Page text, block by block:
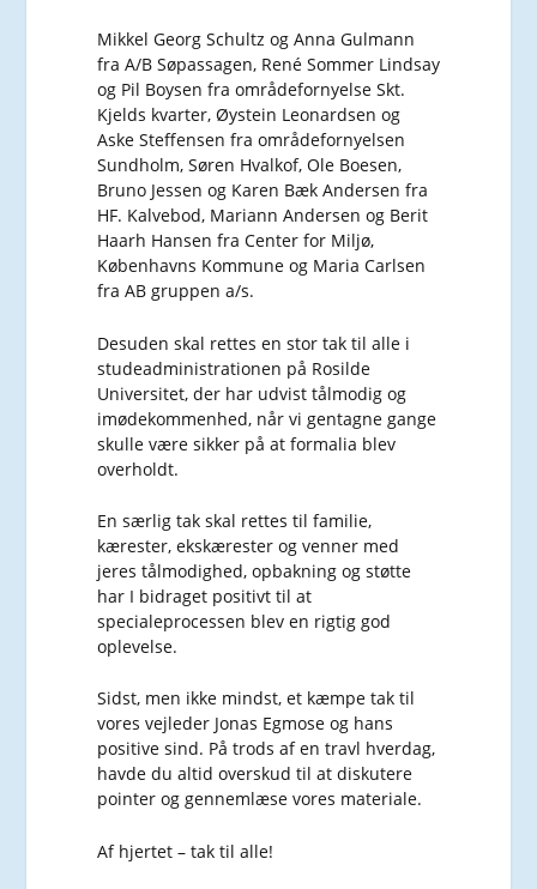
Mikkel Georg Schultz og Anna Gulmann
fra A/B Søpassagen, René Sommer Lindsay
og Pil Boysen fra områdefornyelse Skt.
Kjelds kvarter, Øystein Leonardsen og
Aske Steffensen fra områdefornyelsen
Sundholm, Søren Hvalkof, Ole Boesen,
Bruno Jessen og Karen Bæk Andersen fra
HF. Kalvebod, Mariann Andersen og Berit
Haarh Hansen fra Center for Miljø,
Københavns Kommune og Maria Carlsen
fra AB gruppen a/s.
Desuden skal rettes en stor tak til alle i
studeadministrationen på Rosilde
Universitet, der har udvist tålmodig og
imødekommenhed, når vi gentagne gange
skulle være sikker på at formalia blev
overholdt.
En særlig tak skal rettes til familie,
kærester, ekskærester og venner med
jeres tålmodighed, opbakning og støtte
har I bidraget positivt til at
specialeprocessen blev en rigtig god
oplevelse.
Sidst, men ikke mindst, et kæmpe tak til
vores vejleder Jonas Egmose og hans
positive sind. På trods af en travl hverdag,
havde du altid overskud til at diskutere
pointer og gennemlæse vores materiale.
Af hjertet – tak til alle!